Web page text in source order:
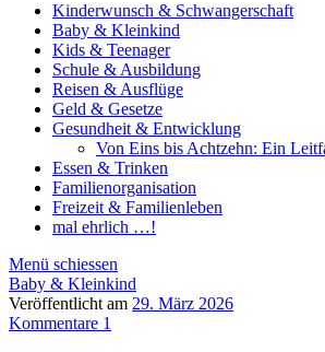
Kinderwunsch & Schwangerschaft
Baby & Kleinkind
Kids & Teenager
Schule & Ausbildung
Reisen & Ausflüge
Geld & Gesetze
Gesundheit & Entwicklung
Von Eins bis Achtzehn: Ein
Essen & Trinken
Familienorganisation
Freizeit & Familienleben
mal ehrlich …!
Menü schiessen
Baby & Kleinkind
Veröffentlicht am 29. März 2026
Kommentare 1